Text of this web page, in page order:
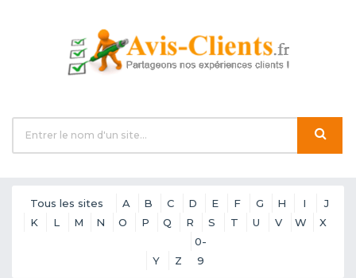
Tous les sites A B C D E F G H I
J
K
L M N O P Q R S T U V W X
Y Z
0-
9